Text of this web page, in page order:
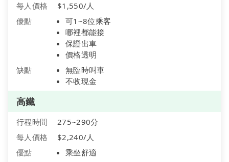
每人價格
$1,550/人
優點
可1~8位乘客
哪裡都能接
保證出車
價格透明
缺點
無臨時叫車
不收現金
高鐵
行程時間
275~290分
每人價格
$2,240/人
優點
乘坐舒適